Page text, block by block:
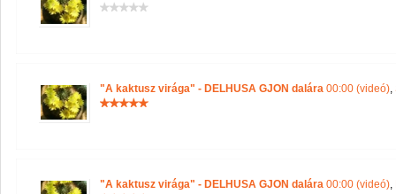
"A kaktusz virága" - DELHUSA GJON dalára 00:00 (videó),
"A kaktusz virága" - DELHUSA GJON dalára 00:00 (videó),